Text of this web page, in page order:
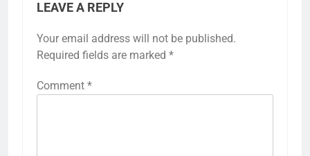
LEAVE A REPLY
Your email address will not be published.
Required fields are marked *
Comment *